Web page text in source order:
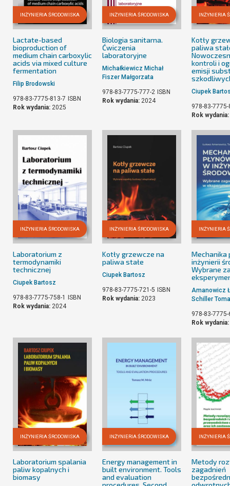
INŻYNIERIA ŚRODOWISKA
Lactate-based
bioproduction of
medium chain carboxylic
acids via mixed culture
fermentation
Filip Brodowski
978-83-7775-813-7 ISBN
Rok wydania: 2025
INŻYNIERIA ŚRODOWISKA
Biologia sanitarna.
Ćwiczenia
laboratoryjne
Michałkiewicz Michał
Fiszer Małgorzata
978-83-7775-777-2 ISBN
Rok wydania: 2024
INŻYNIERIA
Kotły
paliwa
kontroli i
emisji
Ciupek
978-83-
Rok wydania:
INŻYNIERIA ŚRODOWISKA
Laboratorium z
termodynamiki
technicznej
Ciupek Bartosz
978-83-7775-758-1
ISBN
Rok wydania: 2024
INŻYNIERIA ŚRODOWISKA
Kotły grzewcze na
paliwa stałe
Ciupek Bartosz
978-83-7775-721-5 ISBN
Rok wydania: 2023
INŻYNIERIA
Mechanika
inżynierii
Wybrane
Amanowicz
Schiller
978-83-
Rok wydania:
INŻYNIERIA ŚRODOWISKA
Laboratorium spalania
paliw kopalnych i
biomasy
INŻYNIERIA ŚRODOWISKA
Energy management in
built environment. Tools
and evaluation
INŻYNIERIA
Metody
zagadnień